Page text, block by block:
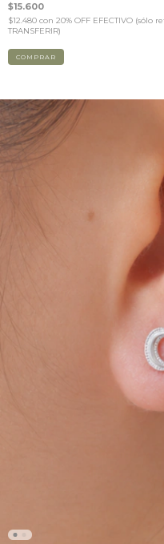
$15.600
$12.480 con 20% OFF EFECTIVO (sólo
TRANSFERIR)